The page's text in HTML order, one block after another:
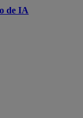
de IA